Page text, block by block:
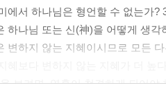
에서 하나님은 형언할 수 없는가?
하나님 또는 신(神)을 어떻게 생각
변하지 않는 지혜이시므로 모든
보려면, 영혼이 청결하게 되어야